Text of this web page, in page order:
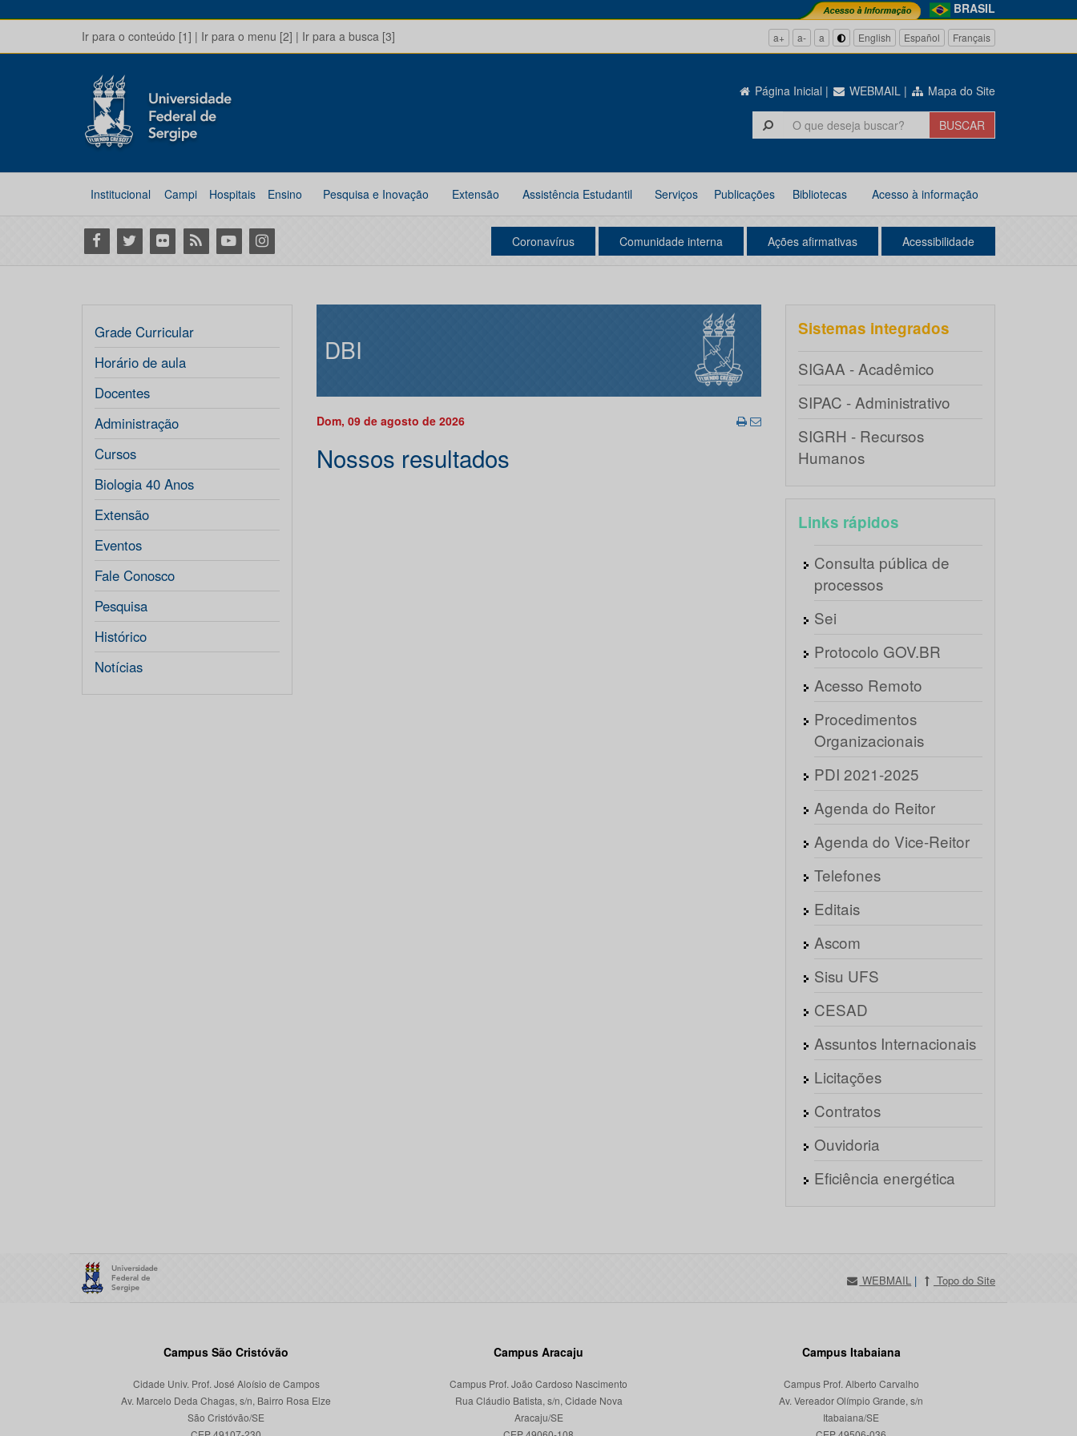
BRASIL
Ir para o conteúdo [1] | Ir para o menu [2] | Ir para a busca [3] a+ a- a English Español Français
Página Inicial | WEBMAIL | Mapa do Site
Institucional Campi Hospitais Ensino Pesquisa e Inovação Extensão Assistência Estudantil Serviços Publicações Bibliotecas Acesso à informação
Facebook
Twitter Flickr RSS YoutubeInstagram Coronavírus Comunidade interna Ações afirmativas Acessibilidade
Grade Curricular
Horário de aula
Docentes
Administração
Cursos
Biologia 40 Anos
Extensão
Eventos
Fale Conosco
Pesquisa
Histórico
Notícias
DBI
Dom, 09 de agosto de 2026
Nossos resultados
Sistemas integrados
SIGAA - Acadêmico
SIPAC - Administrativo
SIGRH - Recursos
Humanos
Links rápidos
Consulta pública de
processos
Sei
Protocolo GOV.BR
Acesso Remoto
Procedimentos
Organizacionais
PDI 2021-2025
Agenda do Reitor
Agenda do Vice-Reitor
Telefones
Editais
Ascom
Sisu UFS
CESAD
Assuntos Internacionais
Licitações
Contratos
Ouvidoria
Eficiência energética
WEBMAIL | Topo do Site
Campus São Cristóvão
Cidade Univ. Prof. José Aloísio de Campos
Av. Marcelo Deda Chagas, s/n, Bairro Rosa Elze
São Cristóvão/SE
Campus Aracaju
Campus Prof. João Cardoso Nascimento
Rua Cláudio Batista, s/n, Cidade Nova
Aracaju/SE
Campus Itabaiana
Campus Prof. Alberto Carvalho
Av. Vereador Olímpio Grande, s/n
Itabaiana/SE